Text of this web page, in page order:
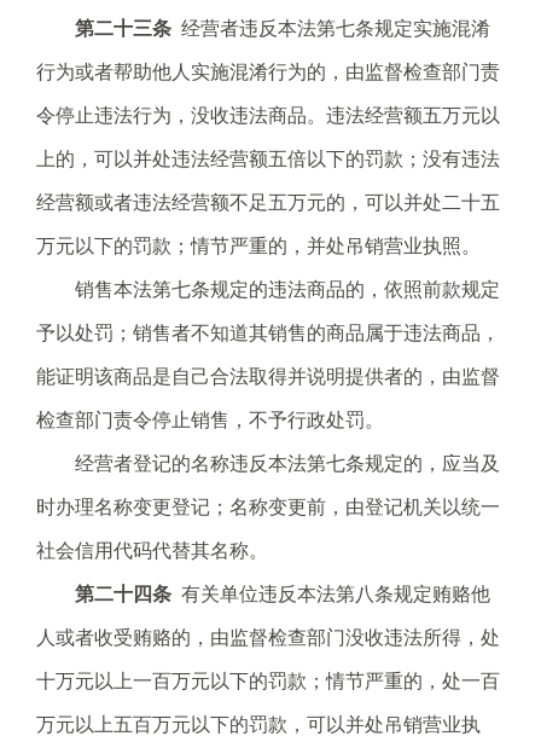
第二十三条 经营者违反本法第七条规定实施混淆
行为或者帮助他人实施混淆行为的，由监督检查部门责
令停止违法行为，没收违法商品。违法经营额五万元以
上的，可以并处违法经营额五倍以下的罚款；没有违法
经营额或者违法经营额不足五万元的，可以并处二十五
万元以下的罚款；情节严重的，并处吊销营业执照。
销售本法第七条规定的违法商品的，依照前款规定
予以处罚；销售者不知道其销售的商品属于违法商品，
能证明该商品是自己合法取得并说明提供者的，由监督
检查部门责令停止销售，不予行政处罚。
经营者登记的名称违反本法第七条规定的，应当及
时办理名称变更登记；名称变更前，由登记机关以统一
社会信用代码代替其名称。
第二十四条 有关单位违反本法第八条规定贿赂他
人或者收受贿赂的，由监督检查部门没收违法所得，处
十万元以上一百万元以下的罚款；情节严重的，处一百
万元以上五百万元以下的罚款，可以并处吊销营业执